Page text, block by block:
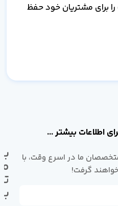
برای مشتریان خود حفظ
اطلاعات بیشتر ...
ما در اسرع وقت، با
گرفت!
با